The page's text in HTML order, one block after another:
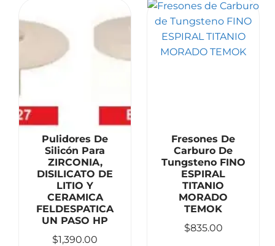
Pulidores De
Silicón Para
ZIRCONIA,
DISILICATO DE
LITIO Y
CERAMICA
FELDESPATICA
UN PASO HP
$1,390.00
Fresones De
Carburo De
Tungsteno FINO
ESPIRAL
TITANIO
MORADO
TEMOK
$835.00